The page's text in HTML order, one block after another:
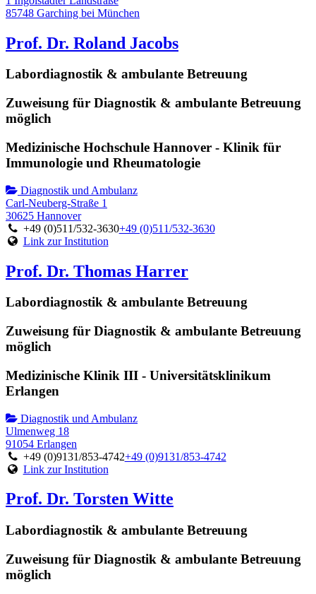
85748 Garching bei München
Prof. Dr. Roland Jacobs
Labordiagnostik & ambulante Betreuung
Zuweisung für Diagnostik & ambulante Betreuung
möglich
Medizinische Hochschule Hannover - Klinik für
Immunologie und Rheumatologie
Diagnostik und Ambulanz
Carl-Neuberg-Straße 1
30625 Hannover
+49 (0)511/532-3630+49 (0)511/532-3630
Link zur Institution
Prof. Dr. Thomas Harrer
Labordiagnostik & ambulante Betreuung
Zuweisung für Diagnostik & ambulante Betreuung
möglich
Medizinische Klinik III - Universitätsklinikum
Erlangen
Diagnostik und Ambulanz
Ulmenweg 18
91054 Erlangen
+49 (0)9131/853-4742+49 (0)9131/853-4742
Link zur Institution
Prof. Dr. Torsten Witte
Labordiagnostik & ambulante Betreuung
Zuweisung für Diagnostik & ambulante Betreuung
möglich